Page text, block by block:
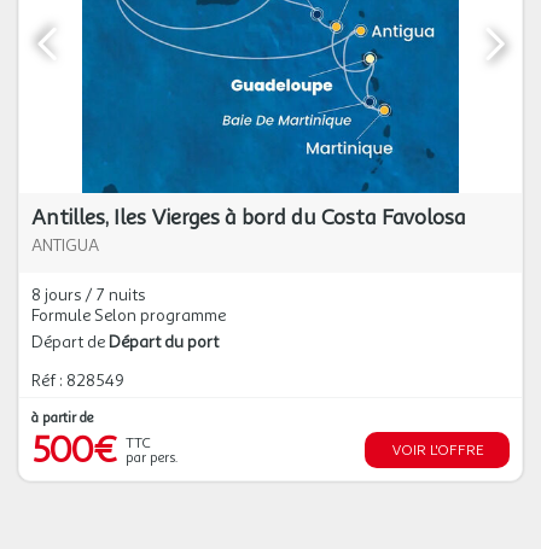
Antilles, Iles Vierges à bord du Costa Favolosa
ANTIGUA
8 jours / 7 nuits
Formule Selon programme
Départ de Départ du port
Réf : 828549
à partir de
500€ TTC
par pers.
VOIR L'OFFRE